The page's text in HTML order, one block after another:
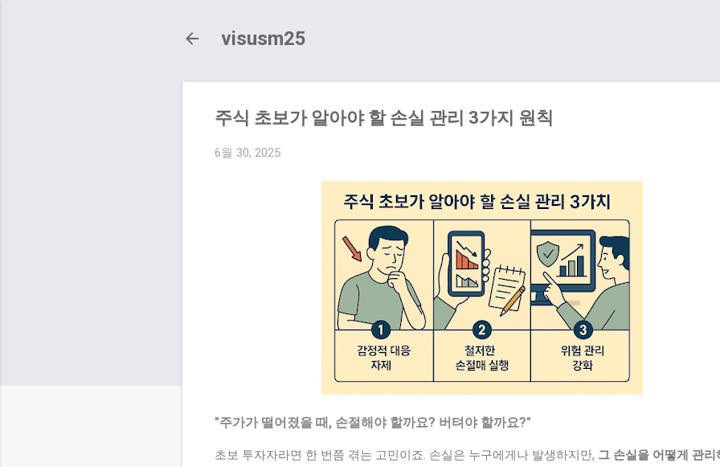
visusm25
주식 초보가 알아야 할 손실 관리 3가지 원칙
6월 30, 2025
"주가가 떨어졌을 때, 손절해야 할까요? 버텨야 할까요?"
초보 투자자라면 한 번쯤 겪는 고민이죠. 손실은 누구에게나 발생하지만, 그 손실을 어떻게 관리